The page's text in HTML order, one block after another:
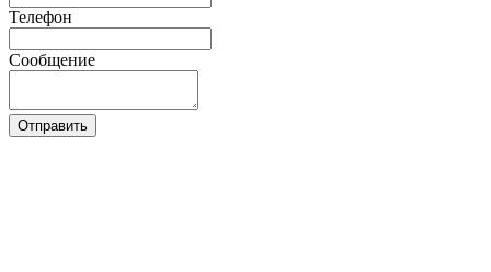
Телефон
Сообщение
Отправить